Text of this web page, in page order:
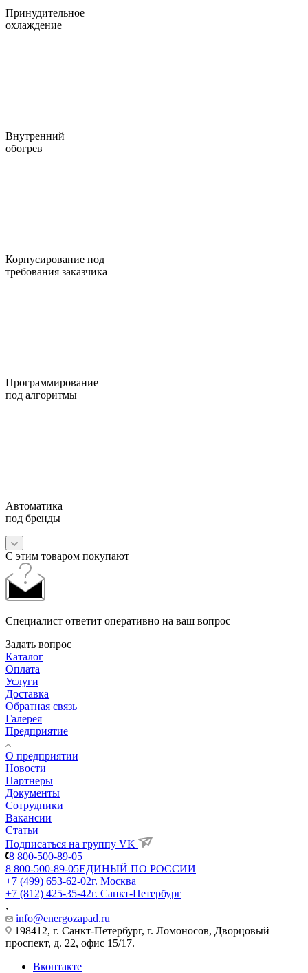
Принудительное
охлаждение
Внутренний
обогрев
Корпусирование под
требования заказчика
Программирование
под алгоритмы
Автоматика
под бренды
С этим товаром покупают
Специалист ответит оперативно на ваш вопрос
Задать вопрос
Каталог
Оплата
Услуги
Доставка
Обратная связь
Галерея
Предприятие
О предприятии
Новости
Партнеры
Документы
Сотрудники
Вакансии
Статьи
Подписаться на группу VK
8 800-500-89-05
8 800-500-89-05ЕДИНЫЙ ПО РОССИИ
+7 (499) 653-62-02г. Москва
+7 (812) 425-35-42г. Санкт-Петербург
info@energozapad.ru
198412, г. Санкт-Петербург, г. Ломоносов, Дворцовый
проспект, д. 22, офис 15/17.
Вконтакте